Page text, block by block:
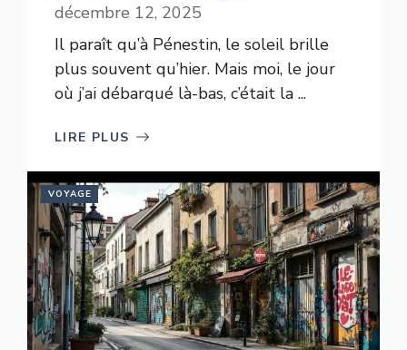
décembre 12, 2025
Il paraît qu’à Pénestin, le soleil brille
plus souvent qu’hier. Mais moi, le jour
où j’ai débarqué là-bas, c’était la ...
LIRE PLUS
VOYAGE